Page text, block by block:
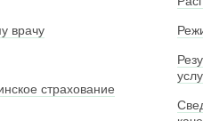
врачу
страхование